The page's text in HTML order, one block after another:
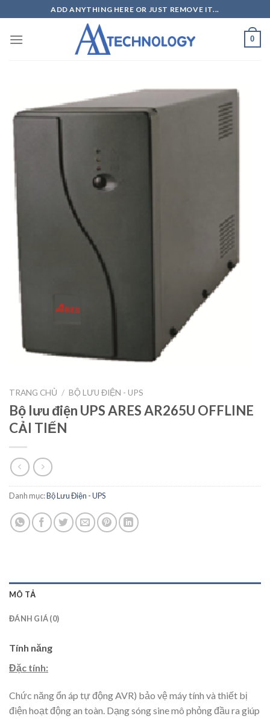
to
content
ADD ANYTHING HERE OR JUST REMOVE IT...
0
TRANG CHỦ / BỘ LƯU ĐIỆN - UPS
Bộ lưu điện UPS ARES AR265U OFFLINE
CẢI TIẾN
Danh mục:Bộ Lưu Điện - UPS
MÔ TẢ
ĐÁNH GIÁ (0)
Tính năng
Đặc tính:
Chức năng ổn áp tự động AVR) bảo vệ máy tính và thiết bị
điện hoạt động an toàn. Dạng sóng sine mô phỏng đầu ra giúp